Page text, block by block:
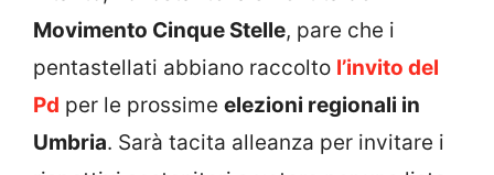
Movimento Cinque Stelle, pare che i
pentastellati abbiano raccolto l’invito del
Pd per le prossime elezioni regionali in
Umbria. Sarà tacita alleanza per invitare i